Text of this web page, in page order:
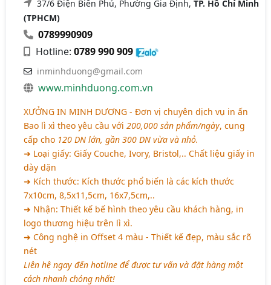
37/6 Điện Biên Phủ, Phường Gia Định,TP. Hồ Chí Minh
(TPHCM)
0789990909
Hotline:0789 990 909
inminhduong@gmail.com
www.minhduong.com.vn
XƯỞNG IN MINH DƯƠNG - Đơn vị chuyên dịch vụ in ấn
Bao lì xì theo yêu cầu với200,000 sản phẩm/ngày, cung
cấp cho 120 DN lớn, gần 300 DN vừa và nhỏ.
➜ Loại giấy: Giấy Couche, Ivory, Bristol,.. Chất liệu giấy in
dày dặn
➜ Kích thước: Kích thước phổ biến là các kích thước
7x10cm, 8,5x11,5cm, 16x7,5cm,..
➜ Nhận: Thiết kế bế hình theo yêu cầu khách hàng, in
logo thương hiệu trên lì xì.
➜ Công nghệ in Offset 4 màu - Thiết kế đẹp, màu sắc rõ
nét
Liên hệ ngay đến hotline để được tư vấn và đặt hàng một
cách nhanh chóng nhất!